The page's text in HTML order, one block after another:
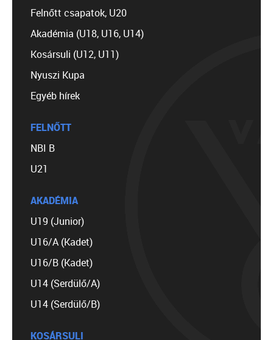
Felnőtt csapatok, U20
Akadémia (U18, U16, U14)
Kosársuli (U12, U11)
Nyuszi Kupa
Egyéb hírek
FELNŐTT
NBI B
U21
AKADÉMIA
U19 (Junior)
U16/A (Kadet)
U16/B (Kadet)
U14 (Serdülő/A)
U14 (Serdülő/B)
KOSÁRSULI